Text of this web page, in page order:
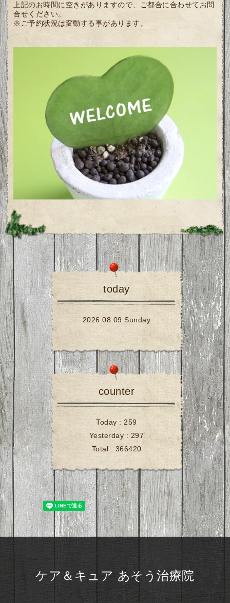
上記のお時間に空きがありますので、ご都合に合わせてお問
合せください。
※ご予約状況は変動する事があります。
today
2026.08.09 Sunday
counter
Today :259
Yesterday : 297
Total : 366420
ケア＆キュア あそう治療院